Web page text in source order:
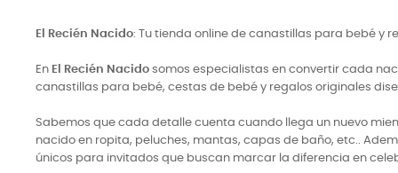
El Recién Nacido: Tu tienda online de canastillas para bebé y
En El Recién Nacido somos especialistas en convertir cada
canastillas para bebé, cestas de bebé y regalos originales
Sabemos que cada detalle cuenta cuando llega un nuevo
nacido en ropita, peluches, mantas, capas de baño, etc..
únicos para invitados que buscan marcar la diferencia en